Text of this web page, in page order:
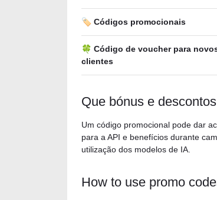
🏷️ Códigos promocionais
🍀 Código de voucher para
clientes
Que bónus e
Um código promocional pode dar
para a API e benefícios durante
utilização dos modelos de IA.
How to use promo